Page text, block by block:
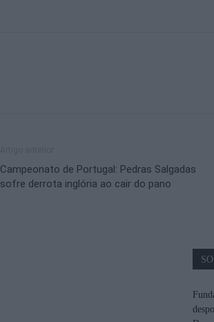
Campeonato de Portugal: Pedras Salgadas
sofre derrota inglória ao cair do pano